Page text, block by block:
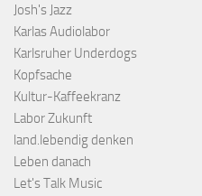
Josh's Jazz
Karlas Audiolabor
Karlsruher Underdogs
Kopfsache
Kultur-Kaffeekranz
Labor Zukunft
land.lebendig denken
Leben danach
Let's Talk Music